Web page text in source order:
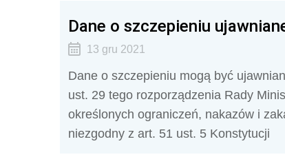
Dane o szczepieniu
13 gru 2021
Dane o szczepieniu mogą być
ust. 29 tego rozporządzenia Rady
określonych ograniczeń, nakazów i
niezgodny z art. 51 ust. 5 Konstytucji